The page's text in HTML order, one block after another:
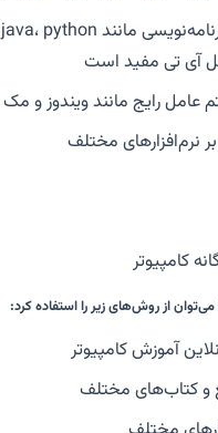
مانند java، python
آی تی مفید است
عامل رایج مانند ویندوز و مک
نرم‌افزار‌های مختلف
کامپیوتر
از روش‌های زیر را استفاده کرد:
آموزش کامپیوتر
و کتاب‌های مختلف